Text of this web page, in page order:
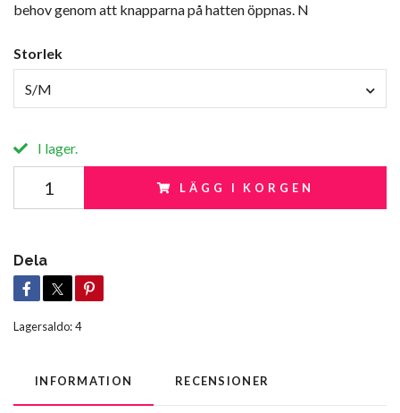
behov genom att knapparna på hatten öppnas. N
Storlek
S/M
I lager.
LÄGG I KORGEN
Dela
Lagersaldo:4
INFORMATION RECENSIONER